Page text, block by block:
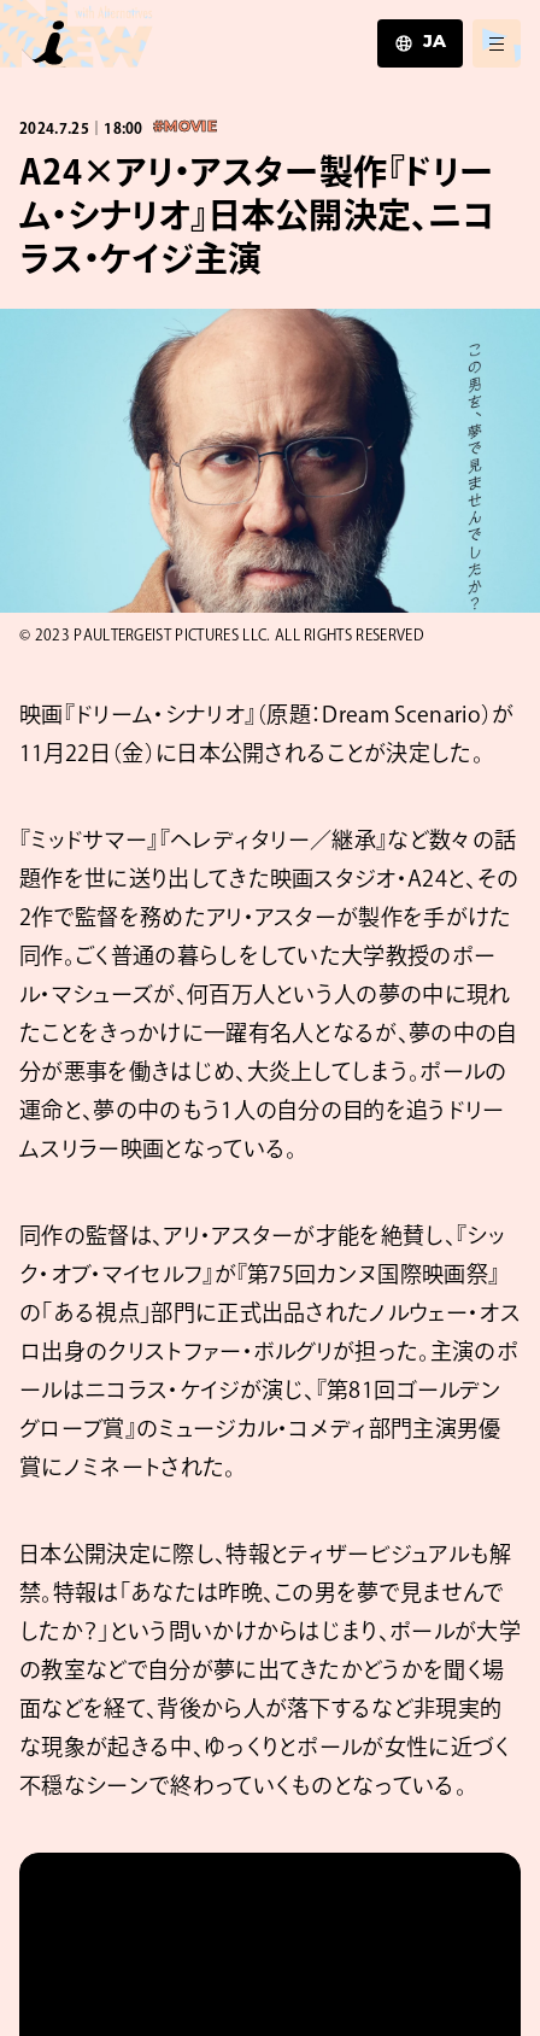
JA
ZH
2024.7.25｜18:00 #MOVIE
A24×アリ・アスター製作『ドリー
ム・シナリオ』日本公開決定、ニコ
ラス・ケイジ主演
© 2023 PAULTERGEIST PICTURES LLC. ALL RIGHTS RESERVED
映画『ドリーム・シナリオ』（原題：Dream Scenario）が
11月22日（金）に日本公開されることが決定した。
『ミッドサマー』『ヘレディタリー／継承』など数々の話
題作を世に送り出してきた映画スタジオ・A24と、その
2作で監督を務めたアリ・アスターが製作を手がけた
同作。ごく普通の暮らしをしていた大学教授のポー
ル・マシューズが、何百万人という人の夢の中に現れ
たことをきっかけに一躍有名人となるが、夢の中の自
分が悪事を働きはじめ、大炎上してしまう。ポールの
運命と、夢の中のもう1人の自分の目的を追うドリー
ムスリラー映画となっている。
同作の監督は、アリ・アスターが才能を絶賛し、『シッ
ク・オブ・マイセルフ』が『第75回カンヌ国際映画祭』
の「ある視点」部門に正式出品されたノルウェー・オス
ロ出身のクリストファー・ボルグリが担った。主演のポ
ールはニコラス・ケイジが演じ、『第81回ゴールデン
グローブ賞』のミュージカル・コメディ部門主演男優
賞にノミネートされた。
日本公開決定に際し、特報とティザービジュアルも解
禁。特報は「あなたは昨晩、この男を夢で見ませんで
したか？」という問いかけからはじまり、ポールが大学
の教室などで自分が夢に出てきたかどうかを聞く場
面などを経て、背後から人が落下するなど非現実的
な現象が起きる中、ゆっくりとポールが女性に近づく
不穏なシーンで終わっていくものとなっている。